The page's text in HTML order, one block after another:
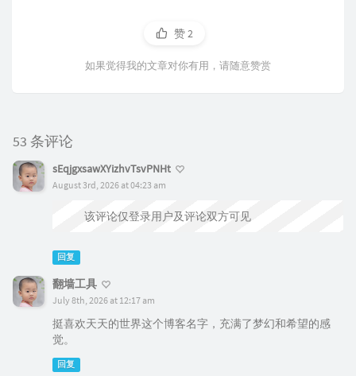
赞2
如果觉得我的文章对你有用，请随意赞赏
53 条评论
sEqjgxsawXYizhvTsvPNHt
August 3rd, 2026 at 04:23 am
该评论仅登录用户及评论双方可见
回复
翻墙工具
July 8th, 2026 at 12:17 am
挺喜欢天天的世界这个博客名字，充满了梦幻和希望的感
觉。
回复